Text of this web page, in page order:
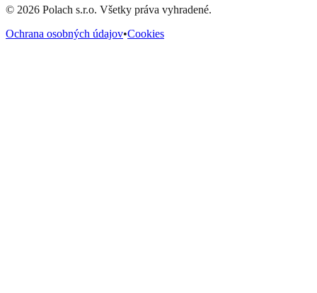
© 2026 Polach s.r.o. Všetky práva vyhradené.
Ochrana osobných údajov•Cookies